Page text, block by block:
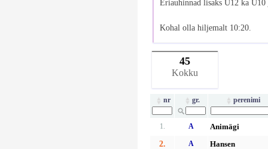
Eriauhinnad lisaks U12 ka
Kohal olla hiljemalt 10:20.
45
Kokku
nr gr. perenimi
1. A
Animägi
2.
A
Hansen